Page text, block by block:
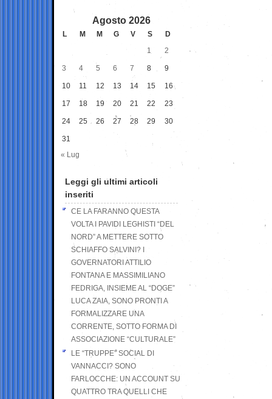
Agosto 2026
L M M G V S
D
1
2
3 4 5 6 7 8 9
10 11 12 13 14 15 16
17 18 19 20 21 22 23
24 25 26 27 28 29 30
31
« Lug
Leggi gli ultimi articoli
inseriti
CE LA FARANNO QUESTA
VOLTA I PAVIDI LEGHISTI “DEL
NORD” A METTERE SOTTO
SCHIAFFO SALVINI? I
GOVERNATORI ATTILIO
FONTANA E MASSIMILIANO
FEDRIGA, INSIEME AL “DOGE”
LUCA ZAIA, SONO PRONTI A
FORMALIZZARE UNA
CORRENTE, SOTTO FORMA DI
ASSOCIAZIONE “CULTURALE”
LE “TRUPPE” SOCIAL DI
VANNACCI? SONO
FARLOCCHE: UN ACCOUNT SU
QUATTRO TRA QUELLI CHE